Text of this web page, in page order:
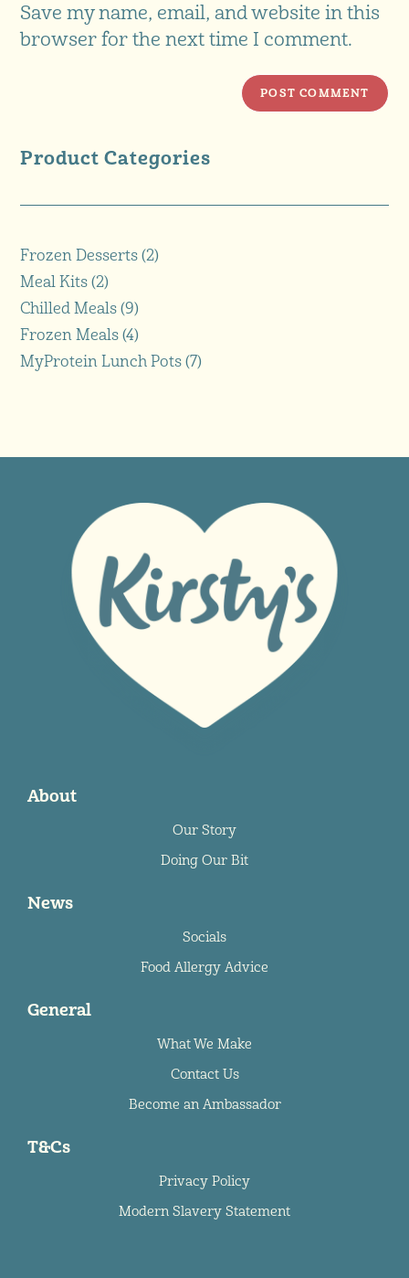
Save my name, email, and website in this
browser for the next time I comment.
Product Categories
Frozen Desserts 2
Meal Kits 2
Chilled Meals 9
Frozen Meals 4
MyProtein Lunch Pots 7
About
Our Story
Doing Our Bit
News
Socials
Food Allergy Advice
General
What We Make
Contact Us
Become an Ambassador
T&Cs
Privacy Policy
Modern Slavery Statement